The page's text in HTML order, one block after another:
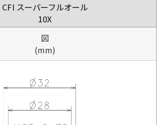
CFI スーパーフルオール
10X
図
(mm)